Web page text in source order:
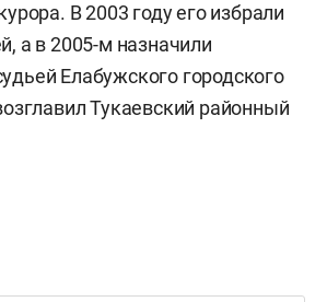
В 2003 году его избрали
а в 2005-м назначили
Елабужского городского
Тукаевский районный